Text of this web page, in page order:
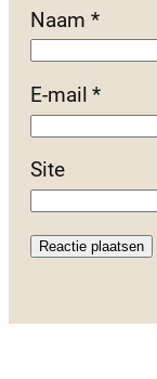
Naam *
E-mail*
Site